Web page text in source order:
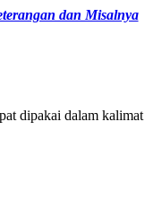
dan Misalnya
dipakai dalam kalimat